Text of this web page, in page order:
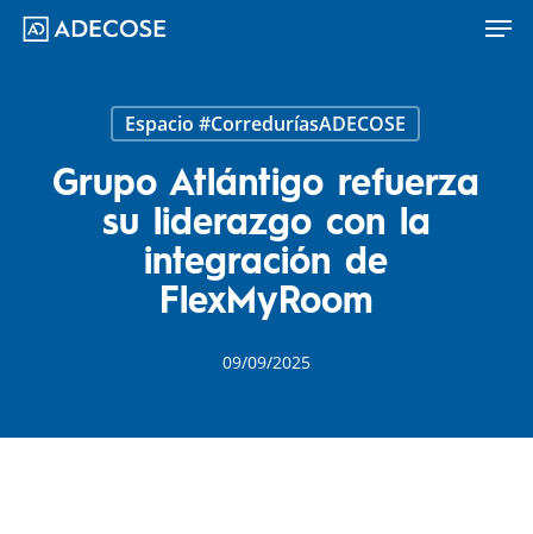
Skip
Espacio #CorreduríasADECOSE
Grupo Atlántigo refuerza
su liderazgo con la
integración de
FlexMyRoom
09/09/2025